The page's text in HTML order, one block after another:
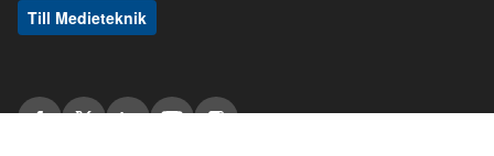
Till Medieteknik